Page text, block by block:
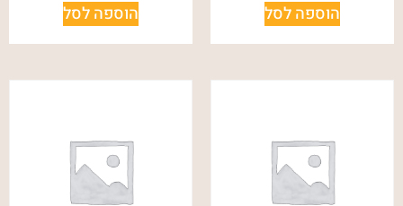
הוספה לסל הוספה לסל